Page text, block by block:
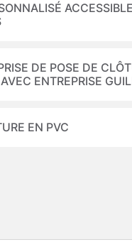
DE POSE DE
ENTREPRISE
EN PVC